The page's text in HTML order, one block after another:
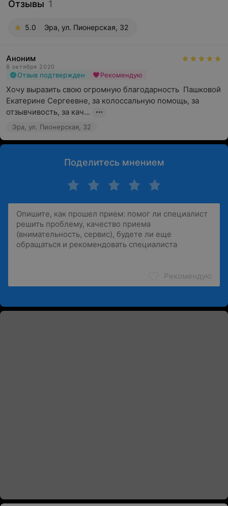
Отзывы 1
5.0 Эра, ул. Пионерская, 32
Аноним
8 октября 2020
Отзыв подтвержден Рекомендую
Хочу выразить свою огромную благодарность  Пашковой
Екатерине Сергеевне, за колоссальную помощь, за
отзывчивость, за кач...
Эра, ул. Пионерская, 32
Поделитесь мнением
Рекомендую